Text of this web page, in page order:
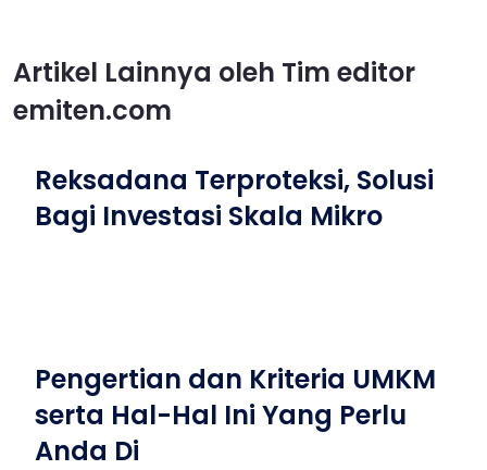
Artikel Lainnya oleh Tim editor
emiten.com
Reksadana Terproteksi, Solusi
Bagi Investasi Skala Mikro
Pengertian dan Kriteria UMKM
serta Hal-Hal Ini Yang Perlu
Anda Di